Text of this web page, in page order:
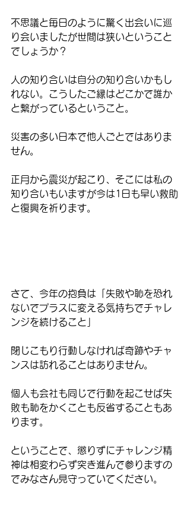
不思議と毎日のように驚く出会いに巡
り会いましたが世間は狭いということ
でしょうか？
人の知り合いは自分の知り合いかもし
れない。こうしたご縁はどこかで誰か
と繋がっているということ。
災害の多い日本で他人ごとではありま
せん。
正月から震災が起こり、そこには私の
知り合いもいますが今は1日も早い救助
と復興を祈ります。
さて、今年の抱負は「失敗や恥を恐れ
ないでプラスに変える気持ちでチャレ
ンジを続けること」
閉じこもり行動しなければ奇跡やチャ
ンスは訪れることはありません。
個人も会社も同じで行動を起こせば失
敗も恥をかくことも反省することもあ
ります。
ということで、懲りずにチャレンジ精
神は相変わらず突き進んで参りますの
でみなさん見守っていてください。